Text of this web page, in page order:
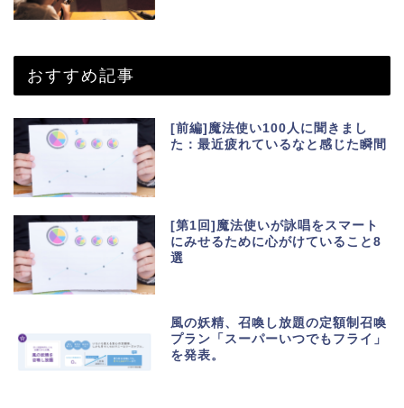
おすすめ記事
[前編]魔法使い100人に聞きまし
た：最近疲れているなと感じた瞬間
[第1回]魔法使いが詠唱をスマート
にみせるために心がけていること8
選
風の妖精、召喚し放題の定額制召喚
プラン「スーパーいつでもフライ」
を発表。